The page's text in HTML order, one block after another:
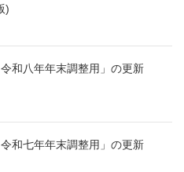
)
和八年年末調整用」の更新
和七年年末調整用」の更新